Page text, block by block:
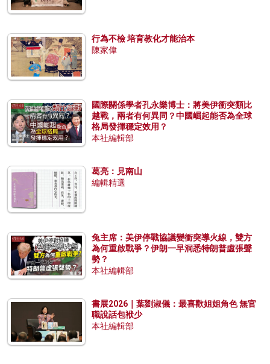
行為不檢 培育教化才能治本
陳家偉
國際關係學者孔永樂博士：將美伊衝突類比
越戰，兩者有何異同？中國崛起能否為全球
格局發揮穩定效用？
本社編輯部
葛亮：見南山
編輯精選
兔主席：美伊停戰協議變衝突導火線，雙方
為何重啟戰爭？伊朗一早洞悉特朗普虛張聲
勢？
本社編輯部
書展2026｜葉劉淑儀：最喜歡姐姐角色 無官
職說話包袱少
本社編輯部